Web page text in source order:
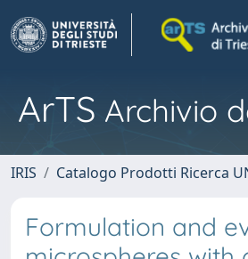
ArTS Archivio
IRIS Catalogo Prodotti Ricerca
Formulation and